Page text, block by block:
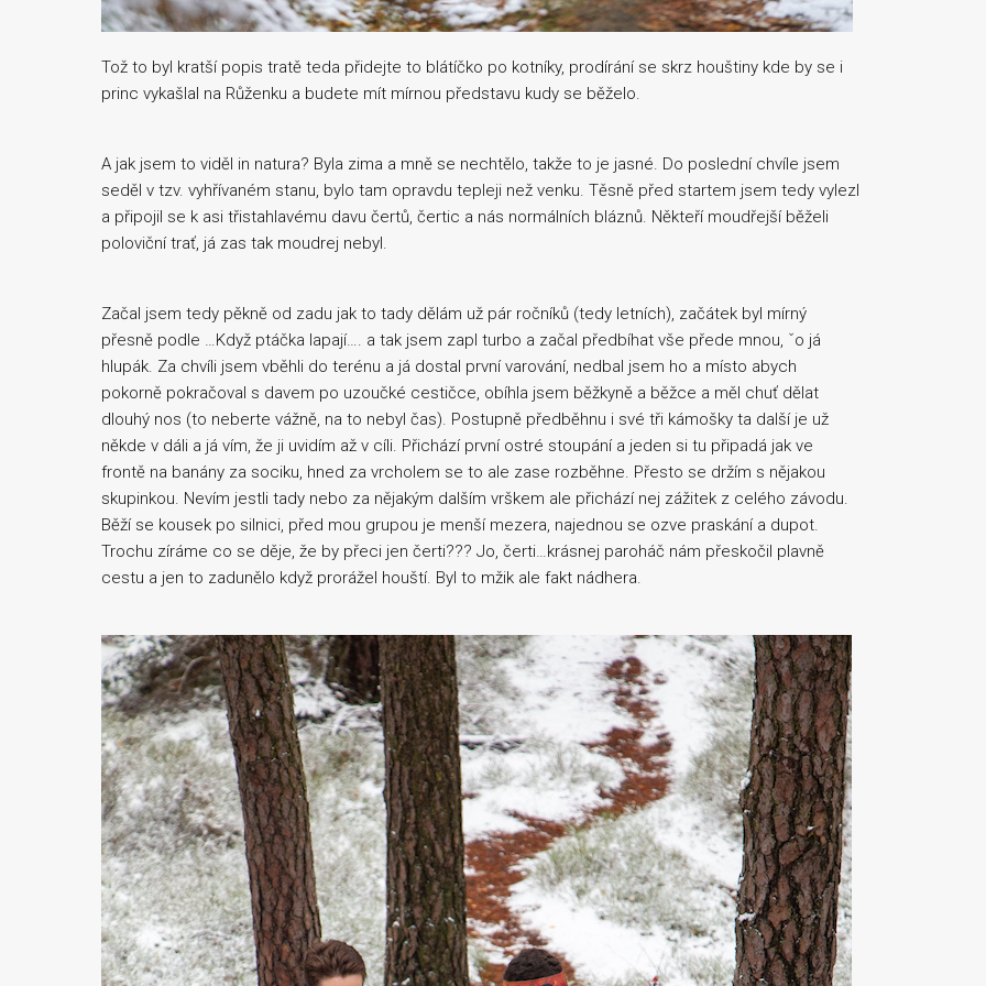
Tož to byl kratší popis tratě teda přidejte to blátíčko po kotníky, prodírání se skrz houštiny kde by se i
princ vykašlal na Růženku a budete mít mírnou představu kudy se běželo.
A jak jsem to viděl in natura? Byla zima a mně se nechtělo, takže to je jasné. Do poslední chvíle jsem
seděl v tzv. vyhřívaném stanu, bylo tam opravdu tepleji než venku. Těsně před startem jsem tedy vylezl
a připojil se k asi třistahlavému davu čertů, čertic a nás normálních bláznů. Někteří moudřejší běželi
poloviční trať, já zas tak moudrej nebyl.
Začal jsem tedy pěkně od zadu jak to tady dělám už pár ročníků (tedy letních), začátek byl mírný
přesně podle …Když ptáčka lapají…. a tak jsem zapl turbo a začal předbíhat vše přede mnou, ˇo já
hlupák. Za chvíli jsem vběhli do terénu a já dostal první varování, nedbal jsem ho a místo abych
pokorně pokračoval s davem po uzoučké cestičce, obíhla jsem běžkyně a běžce a měl chuť dělat
dlouhý nos (to neberte vážně, na to nebyl čas). Postupně předběhnu i své tři kámošky ta další je už
někde v dáli a já vím, že ji uvidím až v cíli. Přichází první ostré stoupání a jeden si tu připadá jak ve
frontě na banány za sociku, hned za vrcholem se to ale zase rozběhne. Přesto se držím s nějakou
skupinkou. Nevím jestli tady nebo za nějakým dalším vrškem ale přichází nej zážitek z celého závodu.
Běží se kousek po silnici, před mou grupou je menší mezera, najednou se ozve praskání a dupot.
Trochu zíráme co se děje, že by přeci jen čerti??? Jo, čerti…krásnej paroháč nám přeskočil plavně
cestu a jen to zadunělo když prorážel houští. Byl to mžik ale fakt nádhera.